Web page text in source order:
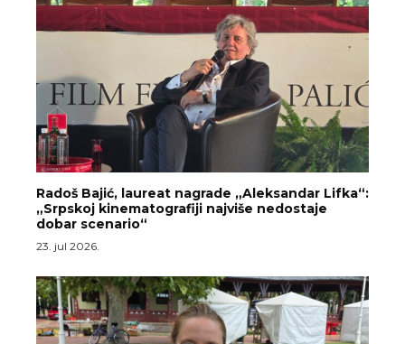
Radoš Bajić, laureat nagrade „Aleksandar Lifka“:
„Srpskoj kinematografiji najviše nedostaje
dobar scenario“
23. jul 2026.